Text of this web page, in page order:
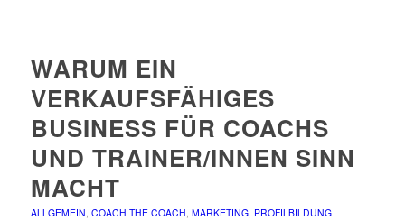
WARUM EIN
VERKAUFSFÄHIGES
BUSINESS FÜR COACHS
UND TRAINER/INNEN SINN
MACHT
ALLGEMEIN, COACH THE COACH, MARKETING, PROFILBILDUNG